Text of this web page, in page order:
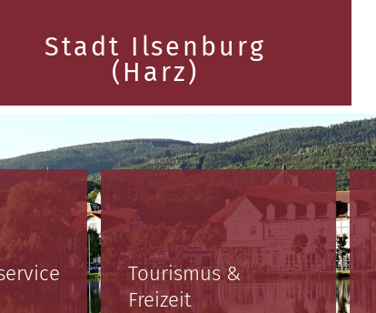
Stadt Ilsenburg
(Harz)
Tourismus &
Freizeit